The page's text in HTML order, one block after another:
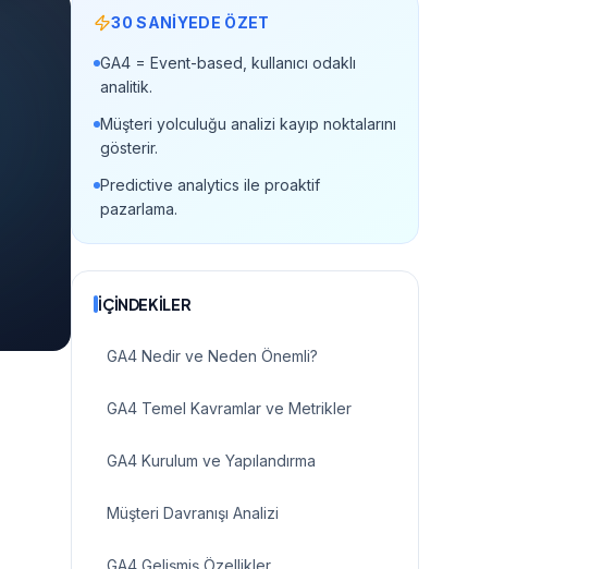
30 SANİYEDE ÖZET
GA4 = Event-based, kullanıcı odaklı
analitik.
Müşteri yolculuğu analizi kayıp noktalarını
gösterir.
Predictive analytics ile proaktif
pazarlama.
İÇİNDEKİLER
GA4 Nedir ve Neden Önemli?
GA4 Temel Kavramlar ve Metrikler
GA4 Kurulum ve Yapılandırma
Müşteri Davranışı Analizi
GA4 Gelişmiş Özellikler